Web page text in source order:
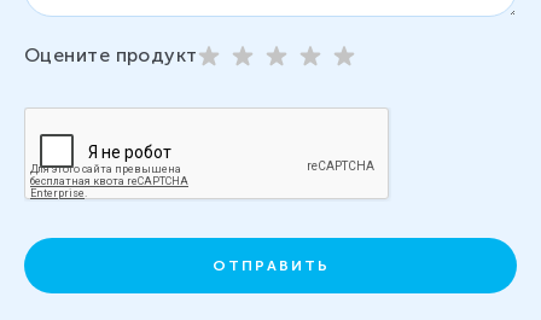
Оцените продукт
ОТПРАВИТЬ